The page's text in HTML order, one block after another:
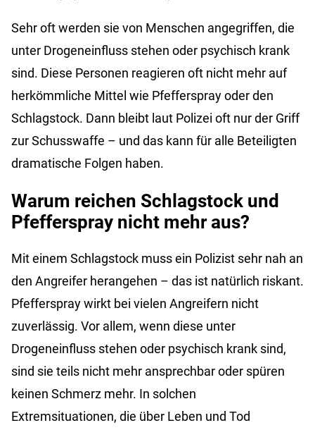
Sehr oft werden sie von Menschen angegriffen, die
unter Drogeneinfluss stehen oder psychisch krank
sind. Diese Personen reagieren oft nicht mehr auf
herkömmliche Mittel wie Pfefferspray oder den
Schlagstock. Dann bleibt laut Polizei oft nur der Griff
zur Schusswaffe – und das kann für alle Beteiligten
dramatische Folgen haben.
Warum reichen Schlagstock und
Pfefferspray nicht mehr aus?
Mit einem Schlagstock muss ein Polizist sehr nah an
den Angreifer herangehen – das ist natürlich riskant.
Pfefferspray wirkt bei vielen Angreifern nicht
zuverlässig. Vor allem, wenn diese unter
Drogeneinfluss stehen oder psychisch krank sind,
sind sie teils nicht mehr ansprechbar oder spüren
keinen Schmerz mehr. In solchen
Extremsituationen, die über Leben und Tod